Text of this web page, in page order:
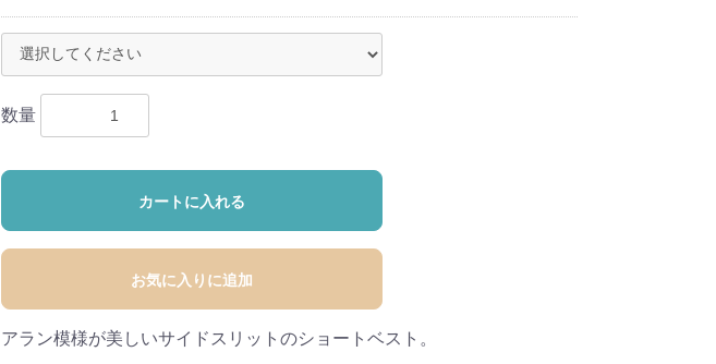
数量
カートに入れる
お気に入りに追加
アラン模様が美しいサイドスリットのショートベスト。